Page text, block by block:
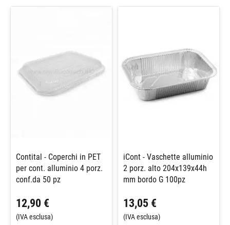
Contital - Coperchi in PET
per cont. alluminio 4 porz.
conf.da 50 pz
12,90 €
(IVA esclusa)
iCont - Vaschette alluminio
2 porz. alto 204x139x44h
mm bordo G 100pz
13,05 €
(IVA esclusa)